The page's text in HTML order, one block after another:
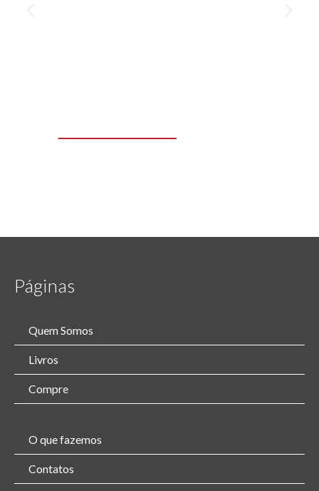
Páginas
Quem Somos
Livros
Compre
O que fazemos
Contatos